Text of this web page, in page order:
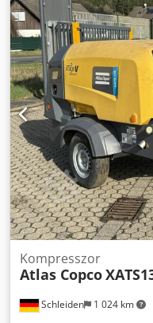
Motortípus: Yanmar
Dwodpjzp Hklsfx Anisa
Méretek (H x Sz x M):
adatok Teljesítmény:
jelölés: igen Állapot
állapot: jó Külső állapot:
Schleiden 1 024 km
Kompresszor
Atlas Copco